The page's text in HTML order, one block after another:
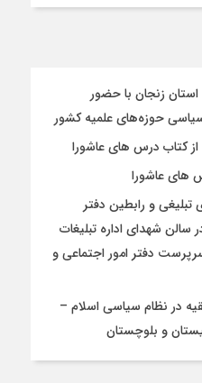
زنجان با حضور
حوزه‌های علمیه کشور
از کتاب درس های عاشورا
های عاشورا
و رابطین دفتر
شهدای اداره تبلیغات
دفتر امور اجتماعی و
در نظام سیاسی اسلام –
و بلوچستان